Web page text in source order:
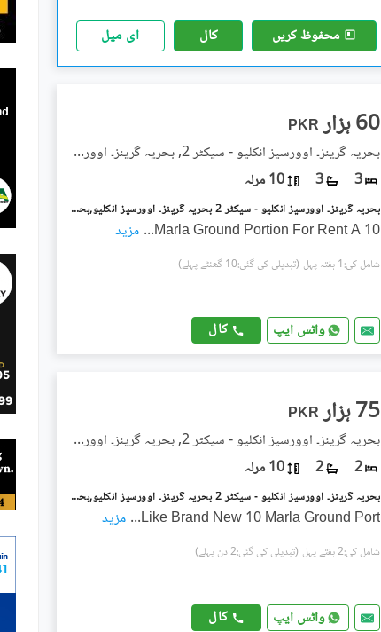
محفوظ کریں کال ای میل
PKR 60 ہزار
بحریہ گرینز۔ اوورسیز انکلیو - سیکٹر 2, بحریہ گرینز۔ اوورسیز انکلیو
3
3 10 مرلہ
بحریہ گرینز۔ اوورسیز انکلیو - سیکٹر 2 بحریہ گرینز۔ اوورسیز انکلیو,بحریہ ٹاؤن فیز 8,بحریہ ٹاؤن راولپنڈی,راولپنڈی میں 3 کمروں کا 10 مرلہ زیریں پورشن 60.0 ہزار میں کرایہ پر دستیاب ہے۔
10 Marla Ground Portion For Rent A
... مزید
شامل کی:1 ہفتہ پہل (تبدیلی کی گئی:10 گھنٹے پہلے)
واٹس ایپ کال
PKR 75 ہزار
بحریہ گرینز۔ اوورسیز انکلیو - سیکٹر 2, بحریہ گرینز۔ اوورسیز انکلیو
2
2 10 مرلہ
بحریہ گرینز۔ اوورسیز انکلیو - سیکٹر 2 بحریہ گرینز۔ اوورسیز انکلیو,بحریہ ٹاؤن فیز 8,بحریہ ٹاؤن راولپنڈی,راولپنڈی میں 2 کمروں کا 10 مرلہ زیریں پورشن 75.0 ہزار میں کرایہ پر دستیاب ہے۔
Like Brand New 10 Marla Ground Port
... مزید
شامل کی:2 ہفتے پہل (تبدیلی کی گئی:2 دن پہلے)
واٹس ایپ کال